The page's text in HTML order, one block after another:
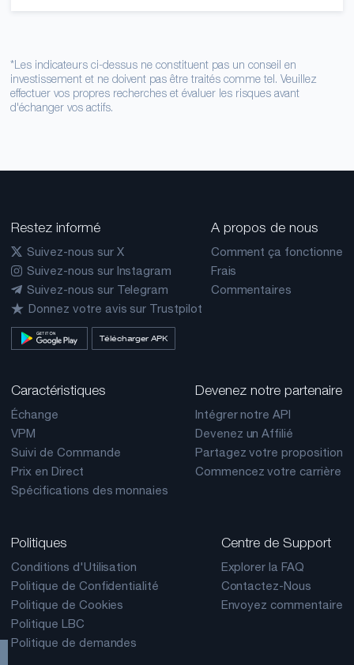
*Les indicateurs ci-dessus ne constituent pas un conseil en
investissement et ne doivent pas être traités comme tel. Veuillez
effectuer vos propres recherches et évaluer les risques avant
d'échanger vos actifs.
Restez informé
Suivez-nous sur X
Suivez-nous sur Instagram
Suivez-nous sur Telegram
Donnez votre avis sur Trustpilot
Télécharger APK
A propos de nous
Comment ça fonctionne
Frais
Commentaires
Caractéristiques
Échange
VPM
Suivi de Commande
Prix en Direct
Spécifications des monnaies
Devenez notre partenaire
Intégrer notre API
Devenez un Affilié
Partagez votre proposition
Commencez votre carrière
Politiques
Conditions d'Utilisation
Politique de Confidentialité
Politique de Cookies
Politique LBC
Politique de demandes
Centre de Support
Explorer la FAQ
Contactez-Nous
Envoyez commentaire